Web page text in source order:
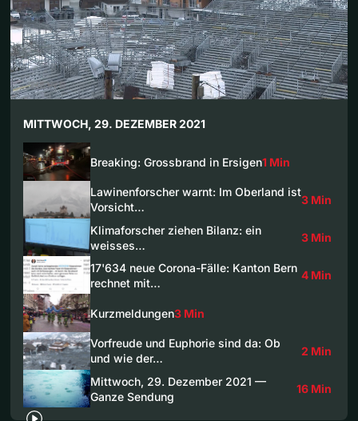
MITTWOCH, 29. DEZEMBER 2021
Breaking: Grossbrand in Ersigen1 Min
Lawinenforscher warnt: Im Oberland ist
Vorsicht…
3 Min
Klimaforscher ziehen Bilanz: ein
weisses…
3 Min
17'634 neue Corona-Fälle: Kanton Bern
rechnet mit…
4 Min
Kurzmeldungen3 Min
Vorfreude und Euphorie sind da: Ob
und wie der…
2 Min
Mittwoch, 29. Dezember 2021 —
Ganze Sendung
16 Min